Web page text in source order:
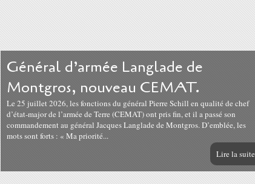
Général d’armée Langlade de
Montgros, nouveau CEMAT.
Le 25 juillet 2026, les fonctions du général Pierre Schill en qualité de chef
d’état-major de l’armée de Terre (CEMAT) ont pris fin, et il a passé son
commandement au général Jacques Langlade de Montgros. D’emblée, les
mots sont forts : « Ma priorité...
Lire la suite